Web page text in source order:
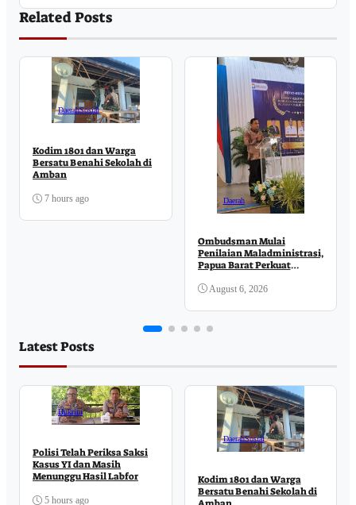
Related Posts
DaerahSosial
Kodim 1801 dan Warga
Bersatu Benahi Sekolah di
Amban
7 hours ago Daerah
Ombudsman Mulai
Penilaian Maladministrasi,
Papua Barat Perkuat
Publik
August 6, 2026
Latest Posts
Hukrim
Polisi Telah Periksa Saksi
Kasus YI dan Masih
Menunggu Hasil Labfor
5 hours ago
DaerahSosial
Kodim 1801 dan Warga
Bersatu Benahi Sekolah di